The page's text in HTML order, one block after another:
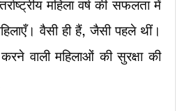
महिला वर्ष की सफलता में
वैसी ही हैं, जैसी पहले थीं।
वाली महिलाओं की सुरक्षा की